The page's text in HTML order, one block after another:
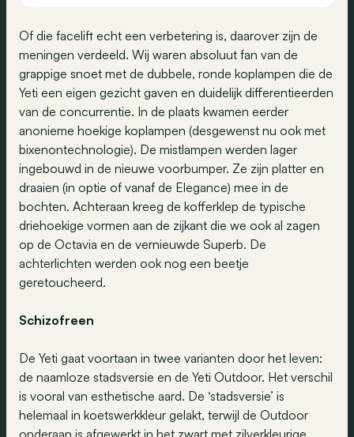
Of die facelift echt een verbetering is, daarover zijn de
meningen verdeeld. Wij waren absoluut fan van de
grappige snoet met de dubbele, ronde koplampen die de
Yeti een eigen gezicht gaven en duidelijk differentieerden
van de concurrentie. In de plaats kwamen eerder
anonieme hoekige koplampen (desgewenst nu ook met
bixenontechnologie). De mistlampen werden lager
ingebouwd in de nieuwe voorbumper. Ze zijn platter en
draaien (in optie of vanaf de Elegance) mee in de
bochten. Achteraan kreeg de kofferklep de typische
driehoekige vormen aan de zijkant die we ook al zagen
op de Octavia en de vernieuwde Superb. De
achterlichten werden ook nog een beetje
geretoucheerd.
Schizofreen
De Yeti gaat voortaan in twee varianten door het leven:
de naamloze stadsversie en de Yeti Outdoor. Het verschil
is vooral van esthetische aard. De ‘stadsversie’ is
helemaal in koetswerkkleur gelakt, terwijl de Outdoor
onderaan is afgewerkt in het zwart met zilverkleurige